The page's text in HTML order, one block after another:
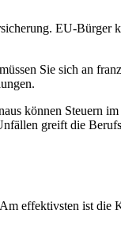
EU-Bürger
Sie sich an
können Steuern
greift die
effektivsten ist die